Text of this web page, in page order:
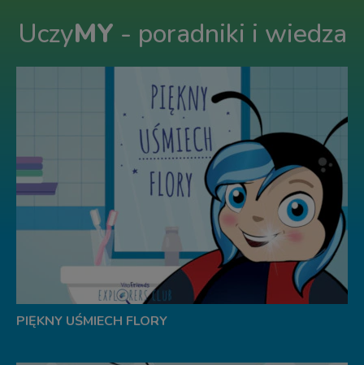
UczyMY - poradniki i wiedza
PIĘKNY UŚMIECH FLORY